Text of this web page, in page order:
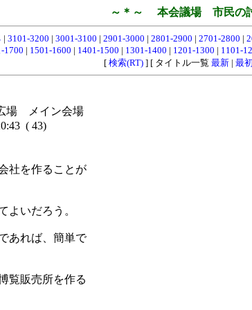
～＊～ 本会議場 市民の
| 3101-3200 | 3001-3100 | 2901-3000 | 2801-2900 | 2701-2800 |
1700 | 1501-1600 | 1401-1500 | 1301-1400 | 1201-1300 | 1101-
[ 検索(RT)] [ タイトル一覧 最新| 最初
場 メイン会場
( 43)
社を作ることが
よいだろう。
あれば、簡単で
覧販売所を作る